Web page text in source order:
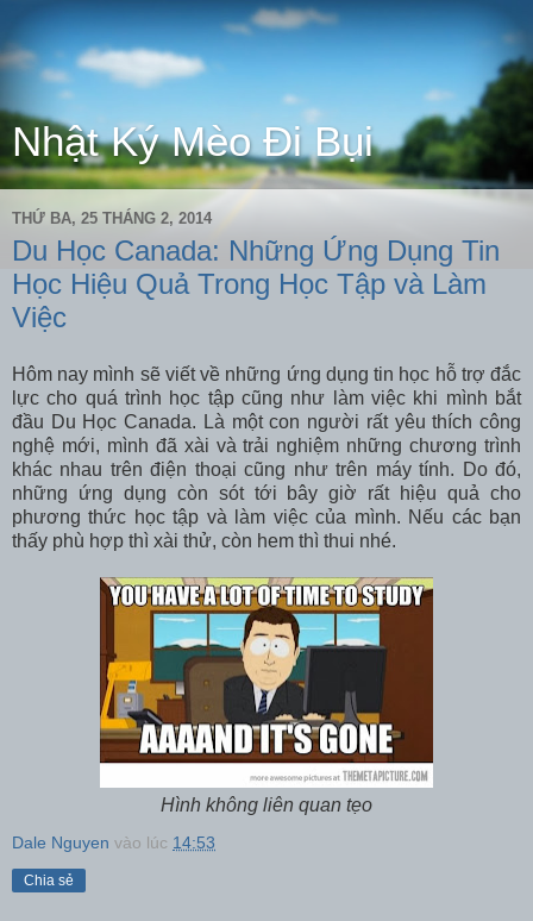
Nhật Ký Mèo Đi Bụi
THỨ BA, 25 THÁNG 2, 2014
Du Học Canada: Những Ứng Dụng Tin
Học Hiệu Quả Trong Học Tập và Làm
Việc
Hôm nay mình sẽ viết về những ứng dụng tin học hỗ trợ đắc
lực cho quá trình học tập cũng như làm việc khi mình bắt
đầu Du Học Canada. Là một con người rất yêu thích công
nghệ mới, mình đã xài và trải nghiệm những chương trình
khác nhau trên điện thoại cũng như trên máy tính. Do đó,
những ứng dụng còn sót tới bây giờ rất hiệu quả cho
phương thức học tập và làm việc của mình. Nếu các bạn
thấy phù hợp thì xài thử, còn hem thì thui nhé.
Hình không liên quan tẹo
Dale Nguyen vào lúc 14:53
Chia sẻ